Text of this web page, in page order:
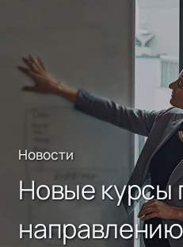
Новости
Новые курсы